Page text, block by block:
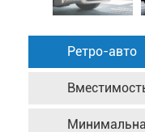
Ретро-авто